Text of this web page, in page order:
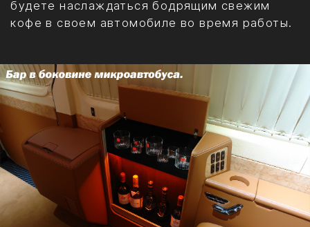
Тел.: +7 (903) 114-00-67